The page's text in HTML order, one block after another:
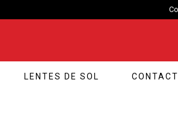
LENTES DE SOL